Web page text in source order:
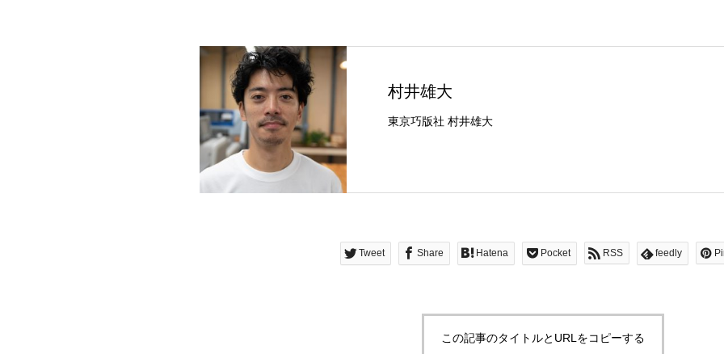
村井雄大
東京巧版社 村井雄大
Tweet Share Hatena Pocket RSS feedly
この記事のタイトルとURLをコピーする